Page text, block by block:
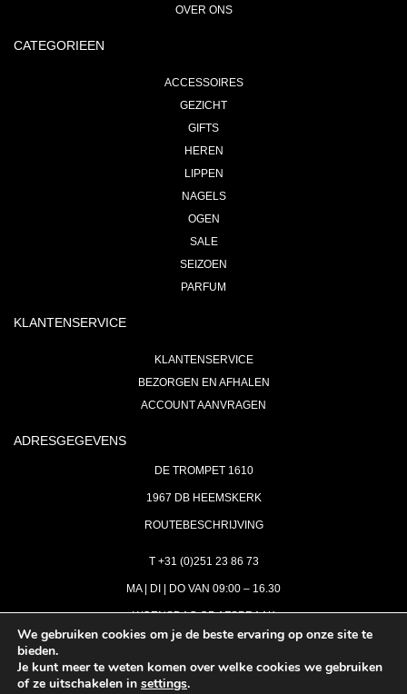
OVER ONS
CATEGORIEEN
ACCESSOIRES
GEZICHT
GIFTS
HEREN
LIPPEN
NAGELS
OGEN
SALE
SEIZOEN
PARFUM
KLANTENSERVICE
KLANTENSERVICE
BEZORGEN EN AFHALEN
ACCOUNT AANVRAGEN
ADRESGEGEVENS
DE TROMPET 1610
1967 DB HEEMSKERK
ROUTEBESCHRIJVING
T +31 (0)251 23 86 73
MA | DI | DO VAN 09:00 – 16.30
WOENSDAG OP AFSPRAAK
INFO@ASTH.NL
We gebruiken cookies om je de beste ervaring op onze site te
bieden.
Je kunt meer te weten komen over welke cookies we gebruiken
of ze uitschakelen in settings.